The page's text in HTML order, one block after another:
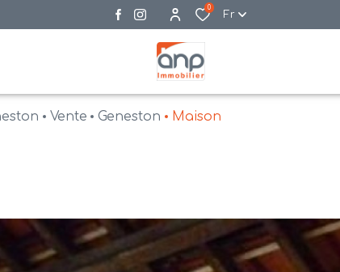
0
Fr
Vente Geneston Maison